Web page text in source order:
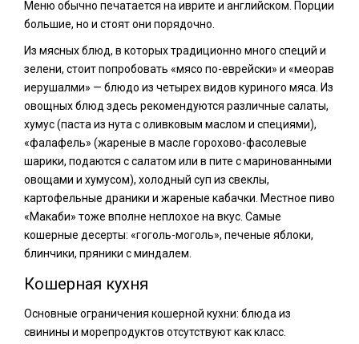
Меню обычно печатается на иврите и английском. Порции
большие, но и стоят они порядочно.
Из мясных блюд, в которых традиционно много специй и
зелени, стоит попробовать «мясо по-еврейски» и «меорав
иерушалми» — блюдо из четырех видов куриного мяса. Из
овощных блюд здесь рекомендуются различные салаты,
хумус (паста из нута с оливковым маслом и специями),
«фалафель» (жареные в масле горохово-фасолевые
шарики, подаются с салатом или в пите с маринованными
овощами и хумусом), холодный суп из свеклы,
картофельные драники и жареные кабачки. Местное пиво
«Макаби» тоже вполне неплохое на вкус. Самые
кошерные десерты: «гоголь-моголь», печеные яблоки,
блинчики, пряники с миндалем.
Кошерная кухня
Основные ограничения кошерной кухни: блюда из
свинины и морепродуктов отсутствуют как класс.